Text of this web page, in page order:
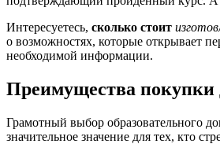
Интересуетесь, сколько стоит
о возможностях, которые открывает
необходимой информации.
Преимущества покупки
Грамотный выбор образовательного
значительное значение для тех, кто